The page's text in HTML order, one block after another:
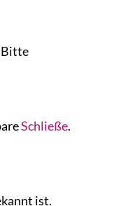
Bitte
Schließe.
ist.